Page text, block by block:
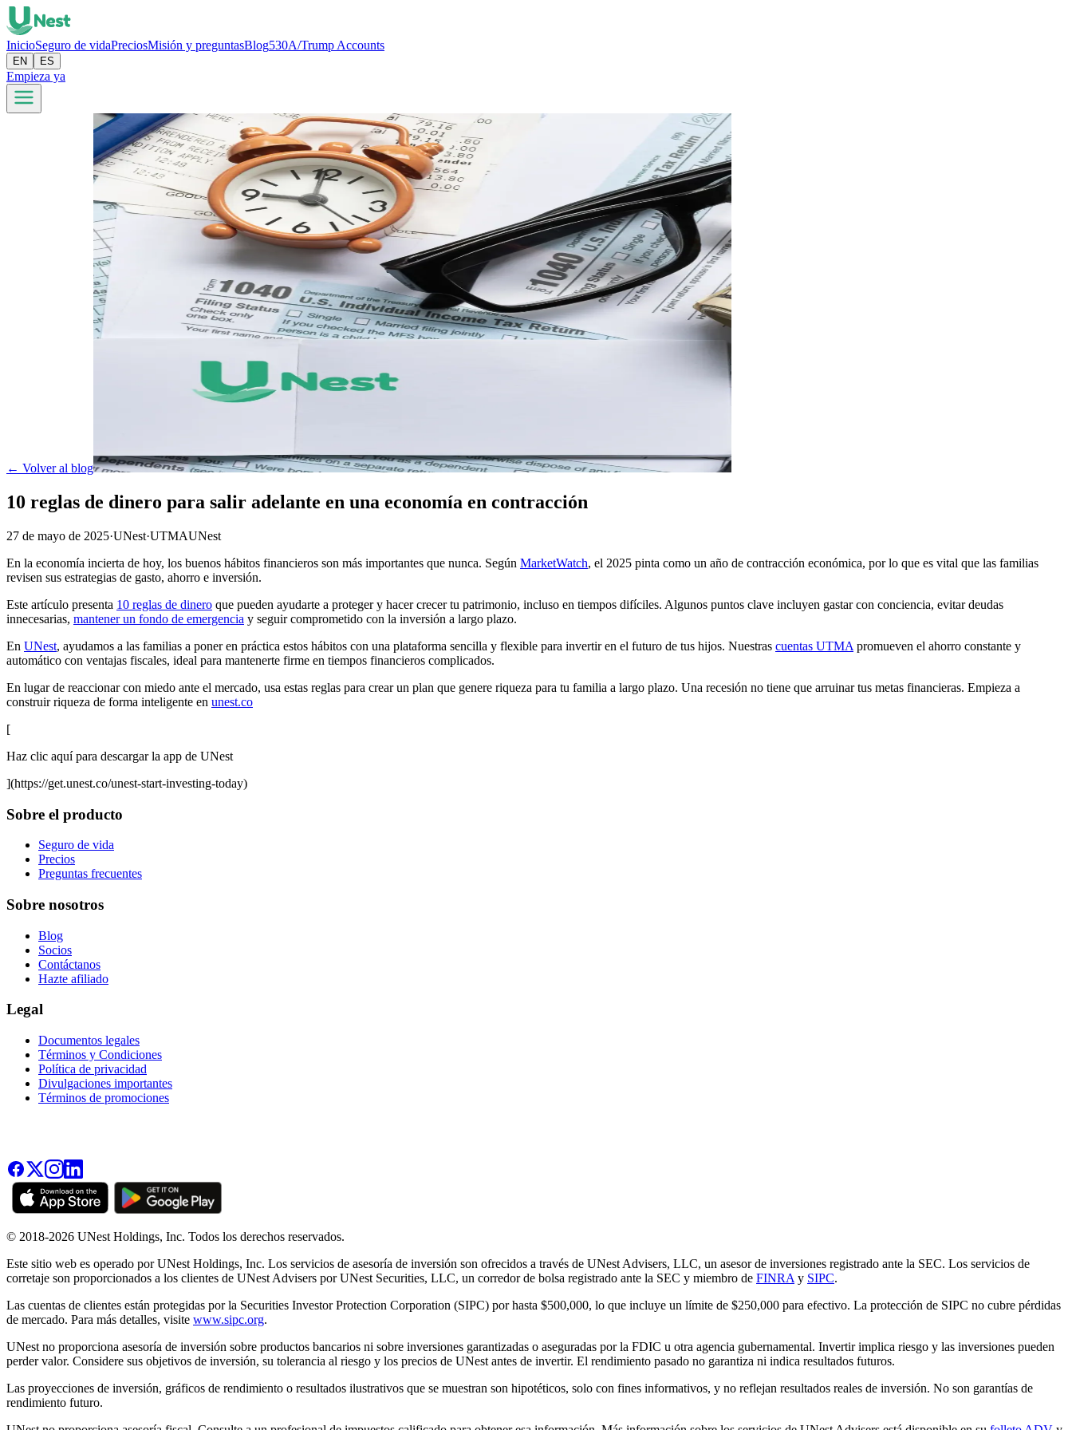
InicioSeguro de vidaPreciosMisión y preguntasBlog530A/Trump Accounts
EN ES
Empieza ya
← Volver al blog
10 reglas de dinero para salir adelante en una economía en contracción
27 de mayo de 2025·UNest·UTMAUNest
En la economía incierta de hoy, los buenos hábitos financieros son más importantes que nunca. Según MarketWatch, el 2025 pinta como un año de contracción económica, por lo que es vital que las familias
revisen sus estrategias de gasto, ahorro e inversión.
Este artículo presenta 10 reglas de dinero que pueden ayudarte a proteger y hacer crecer tu patrimonio, incluso en tiempos difíciles. Algunos puntos clave incluyen gastar con conciencia, evitar deudas
innecesarias, mantener un fondo de emergencia y seguir comprometido con la inversión a largo plazo.
En UNest, ayudamos a las familias a poner en práctica estos hábitos con una plataforma sencilla y flexible para invertir en el futuro de tus hijos. Nuestras cuentas UTMA promueven el ahorro constante y
automático con ventajas fiscales, ideal para mantenerte firme en tiempos financieros complicados.
En lugar de reaccionar con miedo ante el mercado, usa estas reglas para crear un plan que genere riqueza para tu familia a largo plazo. Una recesión no tiene que arruinar tus metas financieras. Empieza a
construir riqueza de forma inteligente en unest.co
[
Haz clic aquí para descargar la app de UNest
](https://get.unest.co/unest-start-investing-today)
Sobre el producto
Seguro de vida
Precios
Preguntas frecuentes
Sobre nosotros
Blog
Socios
Contáctanos
Hazte afiliado
Legal
Documentos legales
Términos y Condiciones
Política de privacidad
Divulgaciones importantes
Términos de promociones
© 2018-2026 UNest Holdings, Inc. Todos los derechos reservados.
Este sitio web es operado por UNest Holdings, Inc. Los servicios de asesoría de inversión son ofrecidos a través de UNest Advisers, LLC, un asesor de inversiones registrado ante la SEC. Los servicios de
corretaje son proporcionados a los clientes de UNest Advisers por UNest Securities, LLC, un corredor de bolsa registrado ante la SEC y miembro de FINRA y SIPC.
Las cuentas de clientes están protegidas por la Securities Investor Protection Corporation (SIPC) por hasta $500,000, lo que incluye un límite de $250,000 para efectivo. La protección de SIPC no cubre pérdidas
de mercado. Para más detalles, visite www.sipc.org.
UNest no proporciona asesoría de inversión sobre productos bancarios ni sobre inversiones garantizadas o aseguradas por la FDIC u otra agencia gubernamental. Invertir implica riesgo y las inversiones pueden
perder valor. Considere sus objetivos de inversión, su tolerancia al riesgo y los precios de UNest antes de invertir. El rendimiento pasado no garantiza ni indica resultados futuros.
Las proyecciones de inversión, gráficos de rendimiento o resultados ilustrativos que se muestran son hipotéticos, solo con fines informativos, y no reflejan resultados reales de inversión. No son garantías de
rendimiento futuro.